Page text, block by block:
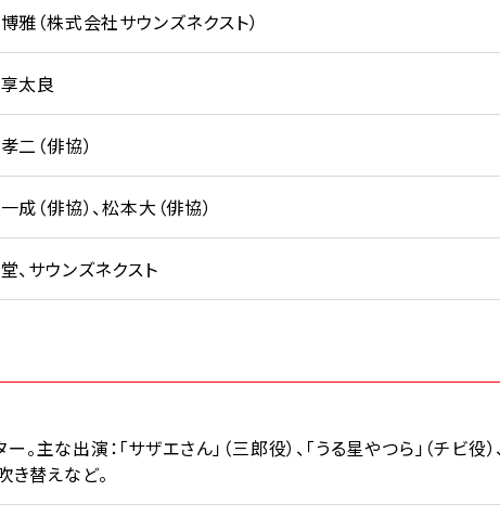
雅（株式会社サウンズネクスト）
太良
二（俳協）
成（俳協）、松本大（俳協）
、サウンズネクスト
な出演：「サザエさん」（三郎役）、「うる星やつら」（チビ役）
き替えなど。